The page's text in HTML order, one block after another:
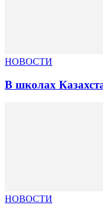
НОВОСТИ
В школах
НОВОСТИ